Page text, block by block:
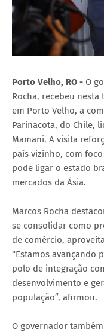
Porto Velho, RO - O
Rocha, recebeu nesta
em Porto Velho, a
Parinacota, do Chile,
Mamani. A visita
país vizinho, com
pode ligar o estado
mercados da Ásia.
Marcos Rocha
se consolidar como
de comércio,
“Estamos avançando
polo de integração
desenvolvimento e
população”, afirmou.
O governador